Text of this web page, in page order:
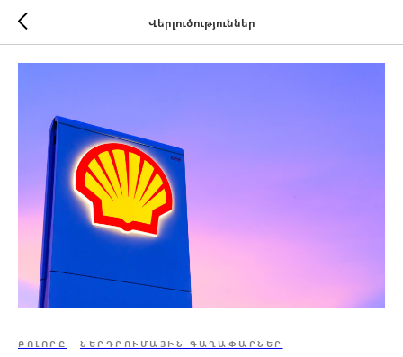
Վերլուծություններ
ԲՈԼՈՐԸ ՆԵՐԴՐՈՒՄԱՅԻՆ ԳԱՂԱՓԱՐՆԵՐ